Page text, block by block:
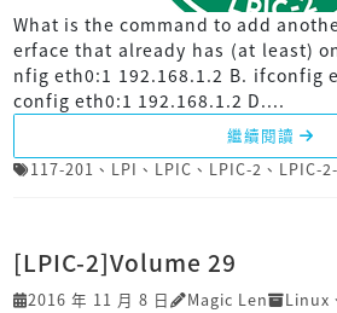
What is the command to add
erface that already has (at least)
nfig eth0:1 192.168.1.2 B. ifconfig
config eth0:1 192.168.1.2 D....
繼續閱讀
117-201 、 LPI 、 LPIC 、 LPIC-2 、 LPIC-
[LPIC-2]Volume 29
2016 年 11 月 8 日 Magic Len Linux